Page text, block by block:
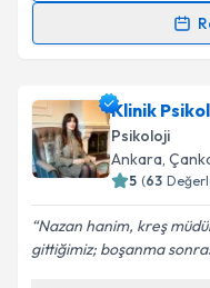
için bir takvim
bilgilendireceğiz.
E-posta Adresiniz
Klinik
Psikoloji
Ankara,
5 (63
Nazan hanim, kreş
gittiğimiz; boşanma